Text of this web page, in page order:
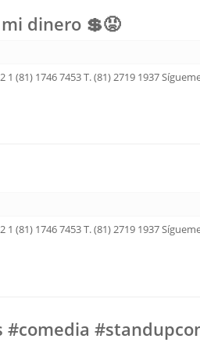
dinero 💲😡
(81) 1746 7453 T. (81) 2719 1937
(81) 1746 7453 T. (81) 2719 1937
#comedia